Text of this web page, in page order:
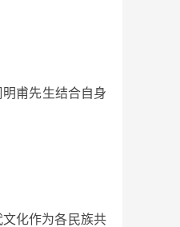
甫先生结合自身
文化作为各民族共